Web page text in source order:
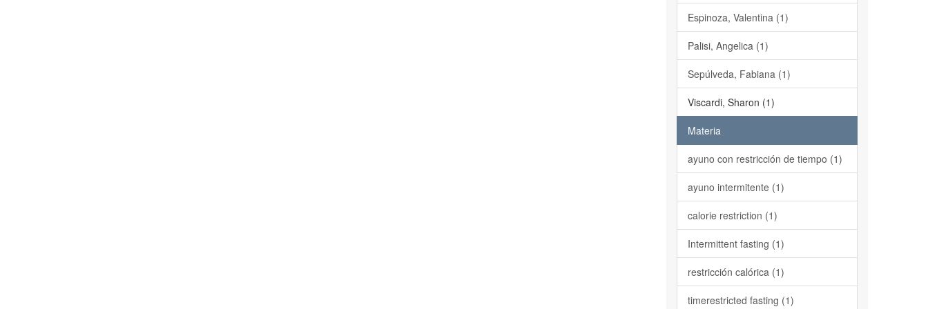
Espinoza, Valentina (1)
Palisi, Angelica (1)
Sepúlveda, Fabiana (1)
Viscardi, Sharon (1)
Materia
ayuno con restricción de tiempo (1)
ayuno intermitente (1)
calorie restriction (1)
Intermittent fasting (1)
restricción calórica (1)
timerestricted fasting (1)